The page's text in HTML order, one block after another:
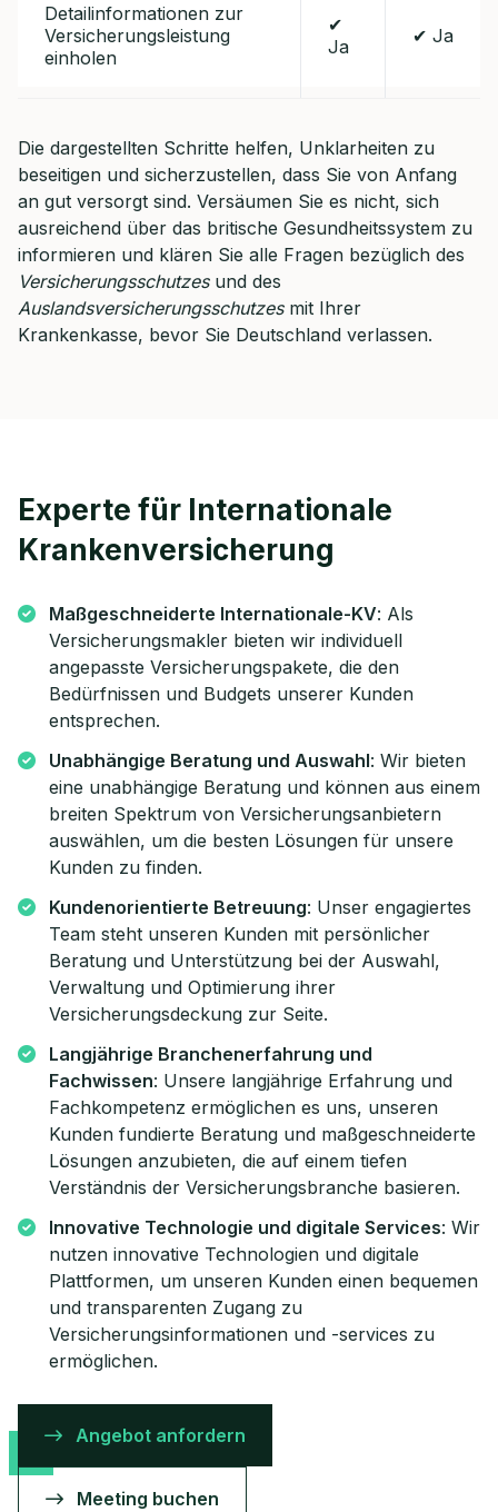
Detailinformationen zur
Versicherungsleistung
einholen
✔
Ja
✔ Ja
Die dargestellten Schritte helfen, Unklarheiten zu
beseitigen und sicherzustellen, dass Sie von Anfang
an gut versorgt sind. Versäumen Sie es nicht, sich
ausreichend über das britische Gesundheitssystem zu
informieren und klären Sie alle Fragen bezüglich des
Versicherungsschutzesund des
Auslandsversicherungsschutzesmit Ihrer
Krankenkasse, bevor Sie Deutschland verlassen.
Experte für Internationale
Krankenversicherung
Maßgeschneiderte Internationale-KV: Als
Versicherungsmakler bieten wir individuell
angepasste Versicherungspakete, die den
Bedürfnissen und Budgets unserer Kunden
entsprechen.
Unabhängige Beratung und Auswahl: Wir bieten
eine unabhängige Beratung und können aus einem
breiten Spektrum von Versicherungsanbietern
auswählen, um die besten Lösungen für unsere
Kunden zu finden.
Kundenorientierte Betreuung: Unser engagiertes
Team steht unseren Kunden mit persönlicher
Beratung und Unterstützung bei der Auswahl,
Verwaltung und Optimierung ihrer
Versicherungsdeckung zur Seite.
Langjährige Branchenerfahrung und
Fachwissen: Unsere langjährige Erfahrung und
Fachkompetenz ermöglichen es uns, unseren
Kunden fundierte Beratung und maßgeschneiderte
Lösungen anzubieten, die auf einem tiefen
Verständnis der Versicherungsbranche basieren.
Innovative Technologie und digitale Services: Wir
nutzen innovative Technologien und digitale
Plattformen, um unseren Kunden einen bequemen
und transparenten Zugang zu
Versicherungsinformationen und -services zu
ermöglichen.
Angebot anfordern
Meeting buchen